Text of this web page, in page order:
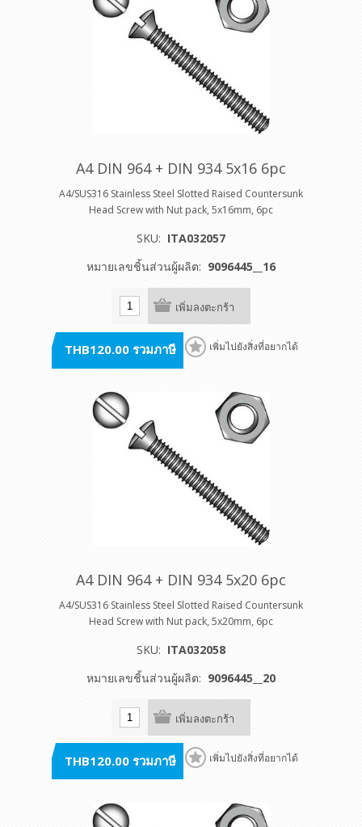
A4 DIN 964 + DIN 934 5x16 6pc
A4/SUS316 Stainless Steel Slotted Raised Countersunk
Head Screw with Nut pack, 5x16mm, 6pc
SKU: ITA032057
หมายเลขชิ้นส่วนผู้ผลิต: 9096445__16
เพิ่มลงตะกร้า
THB120.00 รวมภาษี เพิ่มไปยังสิ่งที่อยากได้
A4 DIN 964 + DIN 934 5x20 6pc
A4/SUS316 Stainless Steel Slotted Raised Countersunk
Head Screw with Nut pack, 5x20mm, 6pc
SKU: ITA032058
หมายเลขชิ้นส่วนผู้ผลิต: 9096445__20
เพิ่มลงตะกร้า
THB120.00 รวมภาษี เพิ่มไปยังสิ่งที่อยากได้